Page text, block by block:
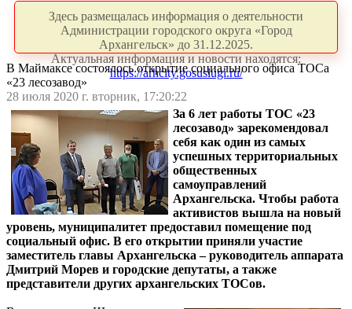
Здесь размещалась информация о деятельности
Администрации городского округа «Город
Архангельск» до 31.12.2025.
Актуальная информация и новости находятся:
https://arhcity.gosuslugi.ru/
В Маймаксе состоялось открытие социального офиса ТОСа
«23 лесозавод»
28 июля 2020 г. вторник, 17:20:22
За 6 лет работы ТОС «23
лесозавод» зарекомендовал
себя как один из самых
успешных территориальных
общественных
самоуправлений
Архангельска. Чтобы работа
активистов вышла на новый
уровень, муниципалитет предоставил помещение под
социальный офис. В его открытии приняли участие
заместитель главы Архангельска – руководитель аппарата
Дмитрий Морев и городские депутаты, а также
представители других архангельских ТОСов.